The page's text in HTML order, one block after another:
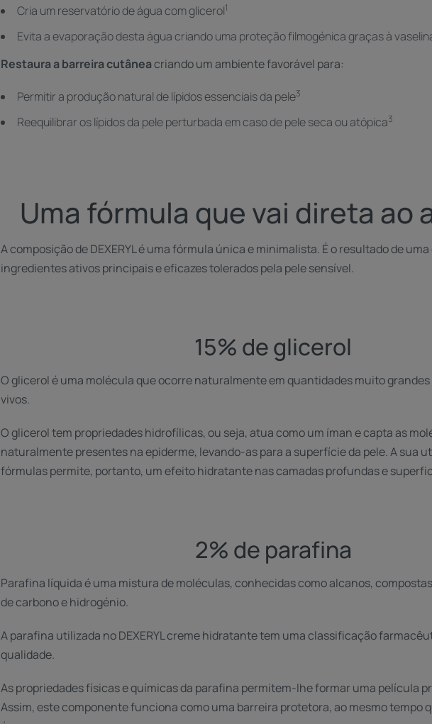
Cria um reservatório de água com glicerol1
Evita a evaporação desta água criando uma proteção filmogénica graças à
Restaura a barreira cutâneacriando um ambiente favorável para:
Permitir a produção natural de lípidos essenciais da pele3
Reequilibrar os lípidos da pele perturbada em caso de pele seca ou atópica3
Uma fórmula que vai direta ao
A composição de DEXERYL é uma fórmula única e minimalista. É o resultado de
ingredientes ativos principais e eficazes tolerados pela pele sensível.
15% de glicerol
O glicerol é uma molécula que ocorre naturalmente em quantidades muito
vivos.
O glicerol tem propriedades hidrofílicas, ou seja, atua como um íman e capta as
naturalmente presentes na epiderme, levando-as para a superfície da pele. A sua
fórmulas permite, portanto, um efeito hidratante nas camadas profundas e
2% de parafina
Parafina líquida é uma mistura de moléculas, conhecidas como alcanos,
de carbono e hidrogénio.
A parafina utilizada no DEXERYL creme hidratante tem uma classificação
qualidade.
As propriedades físicas e químicas da parafina permitem-lhe formar uma película
Assim, este componente funciona como uma barreira protetora, ao mesmo tempo